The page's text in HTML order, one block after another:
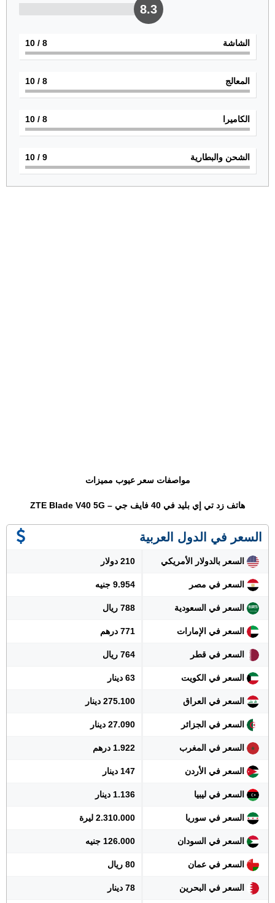
8.3
الشاشة 8
/ 10
المعالج 8
/ 10
الكاميرا 8
/ 10
الشحن والبطارية 9
/ 10
مواصفات سعر عيوب مميزات
هاتف زد تي إي بليد في 40 فايف جي – ZTE Blade V40 5G
السعر في الدول العربية
السعر بالدولار الأمريكي 210 دولار
السعر في مصر 9.954 جنيه
السعر في السعودية 788 ريال
السعر في الإمارات 771 درهم
السعر في قطر 764 ريال
السعر في الكويت 63 دينار
السعر في العراق 275.100 دينار
السعر في الجزائر 27.090 دينار
السعر في المغرب 1.922 درهم
السعر في الأردن 147 دينار
السعر في ليبيا 1.136 دينار
السعر في سوريا 2.310.000 ليرة
السعر في السودان 126.000 جنيه
السعر في عمان 80 ريال
السعر في البحرين 78 دينار